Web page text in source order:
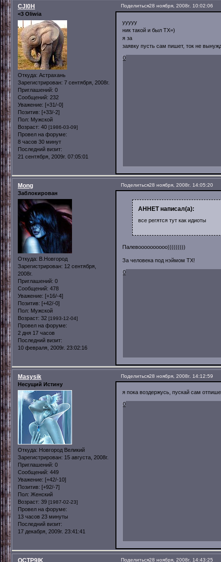
Поделиться28 ноября, 2008г. 10:02:06
CJl0H
<3 Oliwia
Откуда: Астрахань
Зарегистрирован: 7 сентября, 2008г.
Приглашений: 0
Сообщений: 232
Уважение: [+31/-0]
Позитив: [+33/-2]
Пол: Мужской
Возраст: 40 [1986-03-09]
Провел на форуме:
8 часов 30 минут
Последний визит:
21 сентября, 2009г. 07:05:01
ууууу
ник такой и был ТХ=)
я за
заявку пусть сам пишет, ток не
0
Поделиться28 ноября, 2008г. 14:05:20
Mong
Заблокирован
Откуда: В.Новгород
Зарегистрирован: 12 сентября,
2008г.
Приглашений: 0
Сообщений: 478
Уважение: [+16/-4]
Позитив: [+42/-0]
Пол: Мужской
Возраст: 32 [1993-12-04]
Провел на форуме:
2 дня 17 часов
Последний визит:
10 февраля, 2009г. 23:02:16
AHHET написал(а):
все регятся тут как идиоты
Палевоооооооооо)))))))))
За человека под нэймом ТХ!
0
Поделиться28 ноября, 2008г. 14:12:59
Masysik
Несущий Истину
Откуда: Новгород Великий
Зарегистрирован: 15 августа, 2008г.
Приглашений: 0
Сообщений: 449
Уважение: [+42/-10]
Позитив: [+92/-7]
Пол: Женский
Возраст: 39 [1987-02-23]
Провел на форуме:
13 часов 23 минуты
Последний визит:
17 декабря, 2009г. 23:41:41
я пока воздержусь, пускай сам
0
Поделиться28 ноября, 2008г. 14:43:25